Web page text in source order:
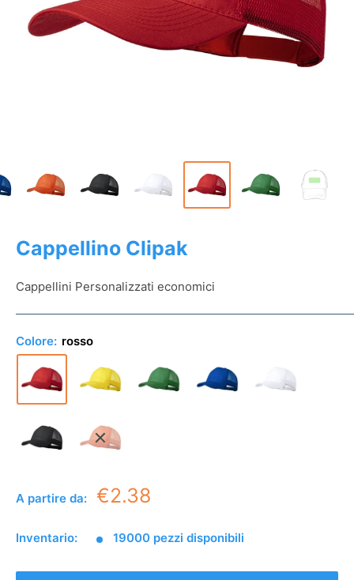
Cappellino Clipak
Cappellini Personalizzati economici
Colore: rosso
A partire da: €2.38
Inventario: 19000 pezzi disponibili